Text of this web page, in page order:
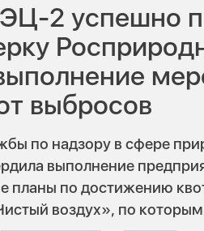
2 успешно
выбросов
по надзору в сфере
выполнение
планы по достижению
воздух», по